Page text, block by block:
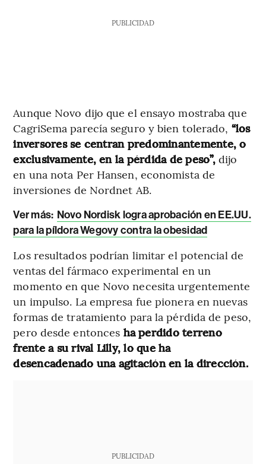
PUBLICIDAD
Aunque Novo dijo que el ensayo mostraba que
CagriSema parecía seguro y bien tolerado, “los
inversores se centran predominantemente, o
exclusivamente, en la pérdida de peso”, dijo
en una nota Per Hansen, economista de
inversiones de Nordnet AB.
Ver más: Novo Nordisk logra aprobación en EE.UU.
para la píldora Wegovy contra la obesidad
Los resultados podrían limitar el potencial de
ventas del fármaco experimental en un
momento en que Novo necesita urgentemente
un impulso. La empresa fue pionera en nuevas
formas de tratamiento para la pérdida de peso,
pero desde entonces ha perdido terreno
frente a su rival Lilly, lo que ha
desencadenado una agitación en la dirección.
PUBLICIDAD